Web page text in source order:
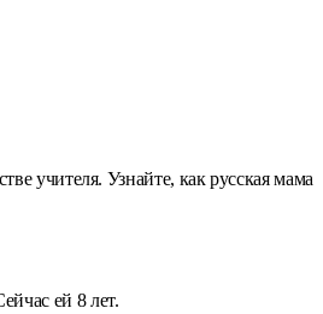
учителя. Узнайте, как русская мама
ей 8 лет.